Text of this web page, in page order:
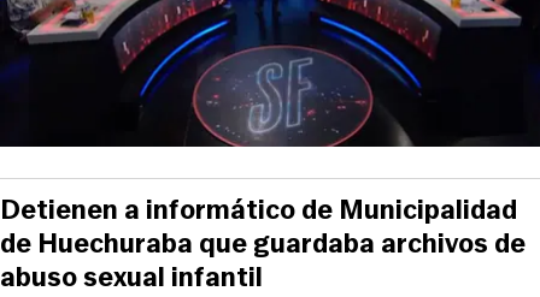
Detienen a informático de Municipalidad
de Huechuraba que guardaba archivos de
abuso sexual infantil